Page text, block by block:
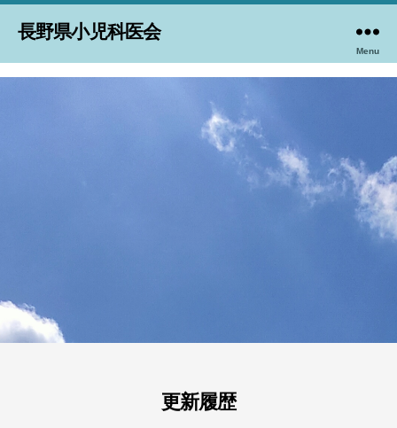
長野県小児科医会
Menu
更新履歴